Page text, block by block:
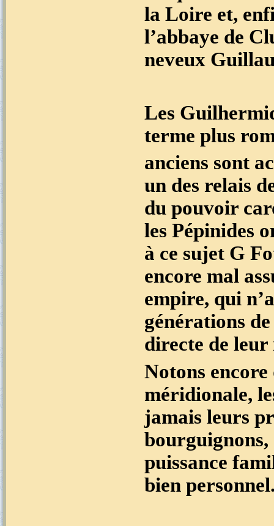
la Loire et,
l’abbaye de
neveux
Les
terme plus
anciens sont
un des relais
du pouvoir
les Pépinides
à ce sujet G
encore mal
empire, qui
générations
directe de leur
Notons
méridionale,
jamais leurs
bourguignons,
puissance
bien